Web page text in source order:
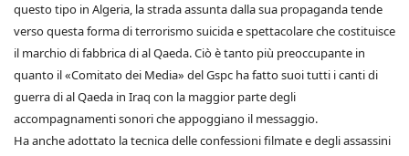
questo tipo in Algeria, la strada assunta dalla sua propaganda tende
verso questa forma di terrorismo suicida e spettacolare che costituisce
il marchio di fabbrica di al Qaeda. Ciò è tanto più preoccupante in
quanto il «Comitato dei Media» del Gspc ha fatto suoi tutti i canti di
guerra di al Qaeda in Iraq con la maggior parte degli
accompagnamenti sonori che appoggiano il messaggio.
Ha anche adottato la tecnica delle confessioni filmate e degli assassini